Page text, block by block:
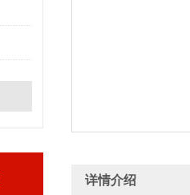
详情介绍